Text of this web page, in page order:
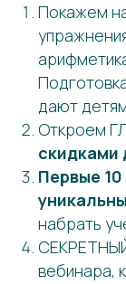
Покажем
дают
Откроем
скидками
Первые
набрать
СЕКРЕТНЫЙ
вебинара,